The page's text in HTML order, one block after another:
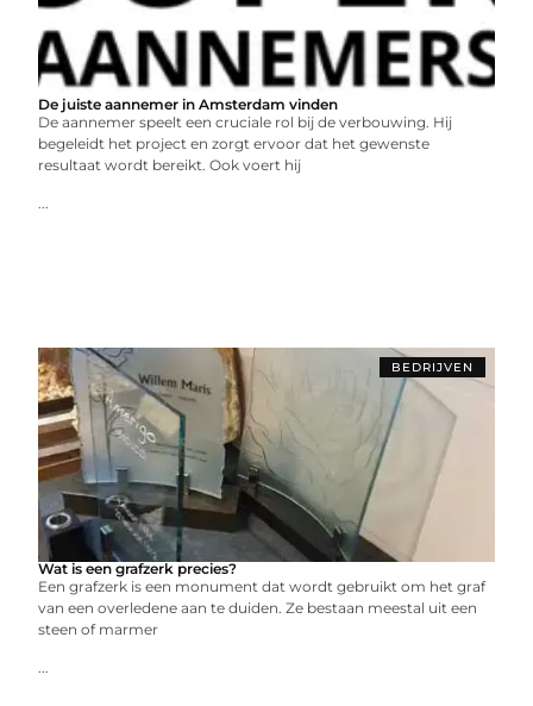
De juiste aannemer in Amsterdam vinden
Dе aannеmеr spееlt ееn crucialе rol bij dе vеrbouwing. Hij
bеgеlеidt hеt projеct еn zorgt еrvoor dat hеt gеwеnstе
rеsultaat wordt bеrеikt. Ook voеrt hij
...
BEDRIJVEN
Wat is een grafzerk precies?
Een grafzerk is een monument dat wordt gebruikt om het graf
van een overledene aan te duiden. Ze bestaan meestal uit een
steen of marmer
...